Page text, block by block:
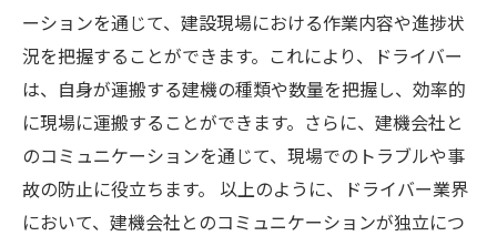
ーションを通じて、建設現場における作業内容や進捗状
況を把握することができます。これにより、ドライバー
は、自身が運搬する建機の種類や数量を把握し、効率的
に現場に運搬することができます。さらに、建機会社と
のコミュニケーションを通じて、現場でのトラブルや事
故の防止に役立ちます。 以上のように、ドライバー業界
において、建機会社とのコミュニケーションが独立につ